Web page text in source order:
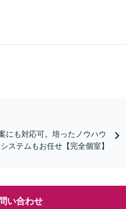
にも対応可。培ったノウハウ
ステムもお任せ【完全個室】
い合わせ